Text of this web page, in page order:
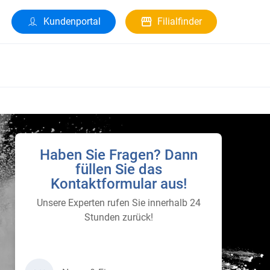
Kundenportal Filialfinder
Haben Sie Fragen? Dann
füllen Sie das
Kontaktformular aus!
Unsere Experten rufen Sie innerhalb 24
Stunden zurück!